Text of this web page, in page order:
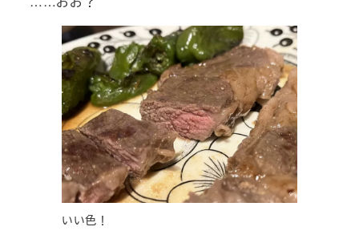
いい色！